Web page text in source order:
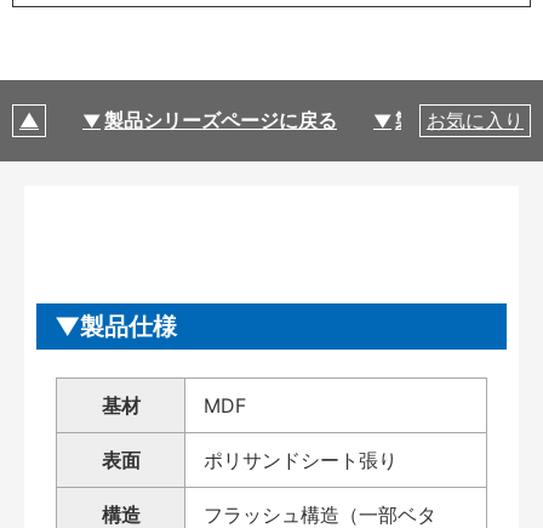
製品シリーズページに戻る 製品仕様
お気に入り
製品仕様
基材 MDF
表面 ポリサンドシート張り
構造
フラッシュ構造（一部ベタ